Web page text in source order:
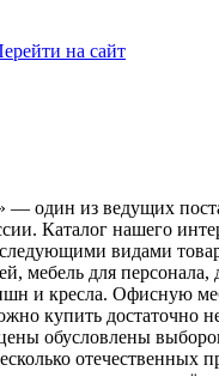
на сайт
— один из ведущих
Каталог нашего
следующими видами
мебель для
и кресла. Офисную
купить достаточно
обусловлены
отечественных